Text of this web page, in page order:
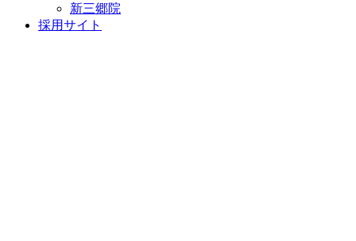
新三郷院
採用サイト